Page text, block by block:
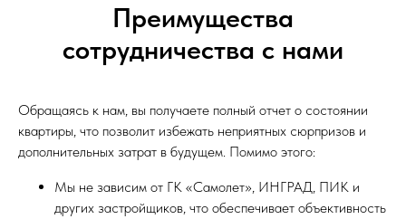
Преимущества
сотрудничества с нами
Обращаясь к нам, вы получаете полный отчет о состоянии
квартиры, что позволит избежать неприятных сюрпризов и
дополнительных затрат в будущем. Помимо этого:
Мы не зависим от ГК «Самолет», ИНГРАД, ПИК и
других застройщиков, что обеспечивает объективность